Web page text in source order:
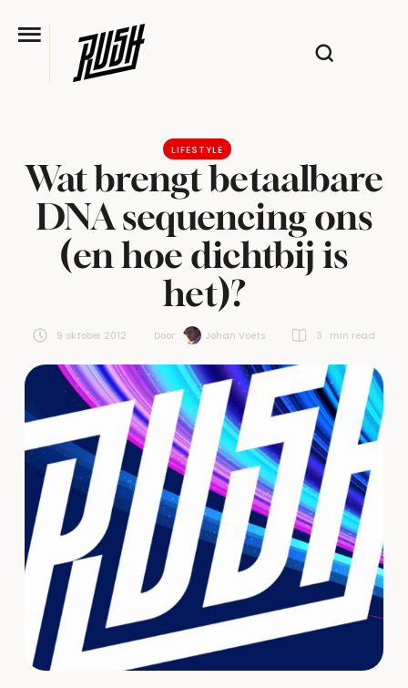
LIFESTYLE
Wat brengt betaalbare
DNA sequencing ons
(en hoe dichtbij is
het)?
9 oktober 2012 Door: Johan Voets 3 min read